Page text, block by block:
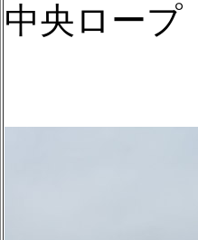
中央ロープ